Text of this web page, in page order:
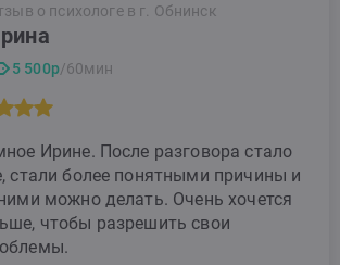
о психологе в г. Обнинск
5 500р/60мин
Ирине. После разговора стало
стали более понятными причины и
можно делать. Очень хочется
чтобы разрешить свои